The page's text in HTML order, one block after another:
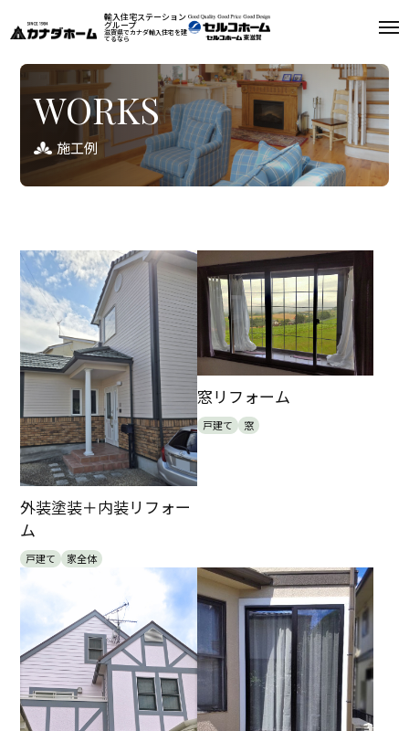
輸入住宅ステーション
グループ
滋賀県でカナダ輸入住宅を建
てるなら
リフォーム
コンセプト
リフォームメニュー
施工例
リフォームQ＆A
お問い合わせ 資料請求
0748-22-4177
9:00-18:00 水定休・年末年始・夏季休暇
WORKS
施工例
外装塗装＋内装リフォー
ム
戸建て 家全体
窓リフォーム
戸建て 窓